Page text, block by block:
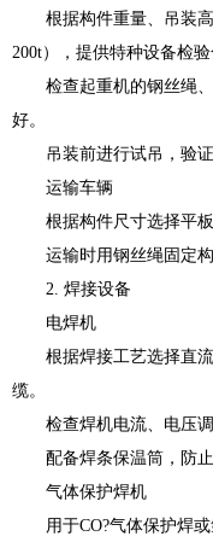
根据构件重量、吊装高
200t），提供特种设备检验
检查起重机的钢丝绳、
好。
吊装前进行试吊，验证
运输车辆
根据构件尺寸选择平板
运输时用钢丝绳固定构
2. 焊接设备
电焊机
根据焊接工艺选择直流
缆。
检查焊机电流、电压调
配备焊条保温筒，防止
气体保护焊机
用于CO?气体保护焊或